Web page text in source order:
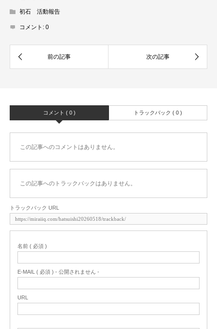
初石 活動報告
コメント: 0
コメント ( 0 ) トラックバック ( 0 )
この記事へのコメントはありません。
この記事へのトラックバックはありません。
トラックバック URL
名前 ( 必須 )
E-MAIL ( 必須 ) - 公開されません -
URL